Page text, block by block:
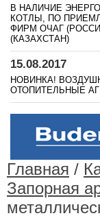
В НАЛИЧИЕ
КОТЛЫ, ПО
ФИРМ ОЧАГ
(КАЗАХСТАН)
15.08.2017
НОВИНКА!
ОТОПИТЕЛЬНЫЕ
Главная /
Запорная